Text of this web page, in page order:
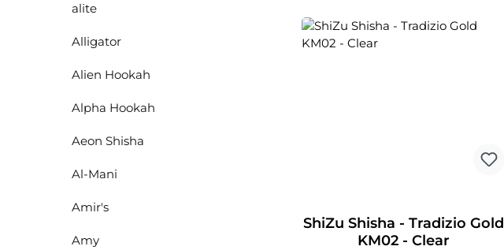
alite
Alligator
Alien Hookah
Alpha Hookah
Aeon Shisha
Al-Mani
Amir's
Amy
ShiZu Shisha - Tradizio Gold
KM02 - Clear